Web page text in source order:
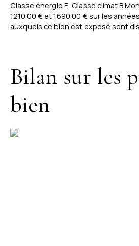
Classe énergie E, Classe climat B
1210.00 € et 1690.00 € sur les
auxquels ce bien est exposé sont
Bilan sur les
bien